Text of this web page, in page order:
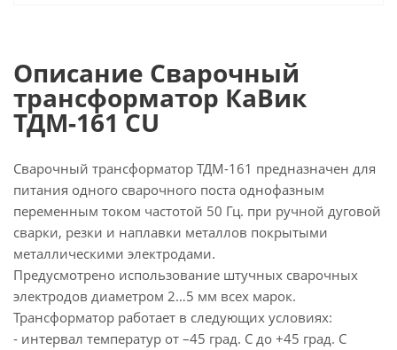
Описание Сварочный
трансформатор КаВик
ТДМ-161 CU
Сварочный трансформатор ТДМ-161 предназначен для
питания одного сварочного поста однофазным
переменным током частотой 50 Гц. при ручной дуговой
сварки, резки и наплавки металлов покрытыми
металлическими электродами.
Предусмотрено использование штучных сварочных
электродов диаметром 2…5 мм всех марок.
Трансформатор работает в следующих условиях:
- интервал температур от –45 град. С до +45 град. С